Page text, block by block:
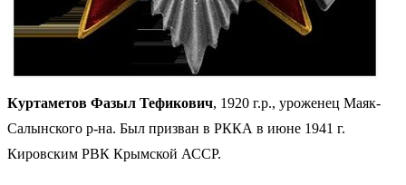
Куртаметов Фазыл Тефикович, 1920 г.р., уроженец Маяк-
Салынского р-на. Был призван в РККА в июне 1941 г.
Кировским РВК Крымской АССР.